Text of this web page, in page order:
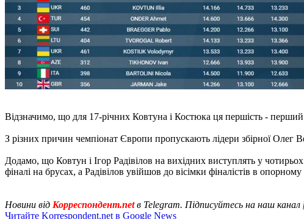
Відзначимо, що для 17-річних Ковтуна і Костюка ця першість -
З різних причин чемпіонат Європи пропускають лідери збірної Олег
Додамо, що Ковтун і Ігор Радівілов на вихідних виступлять у
фіналі на брусах, а Радівілов увійшов до вісімки фіналістів в опорному
Новини від Корреспондент.netв Telegram. Підписуйтесь на наш канал
Читайте Korrespondent.net в Google News